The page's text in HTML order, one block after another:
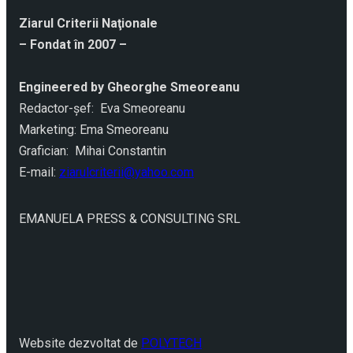
Ziarul Criterii Naţionale
– Fondat în 2007 –
Engineered by Gheorghe Smeoreanu
Redactor-şef: Eva Smeoreanu
Marketing: Ema Smeoreanu
Grafician: Mihai Constantin
E-mail: ziarulcriterii@yahoo.com
EMANUELA PRESS & CONSULTING SRL
Website dezvoltat de POLYTECH